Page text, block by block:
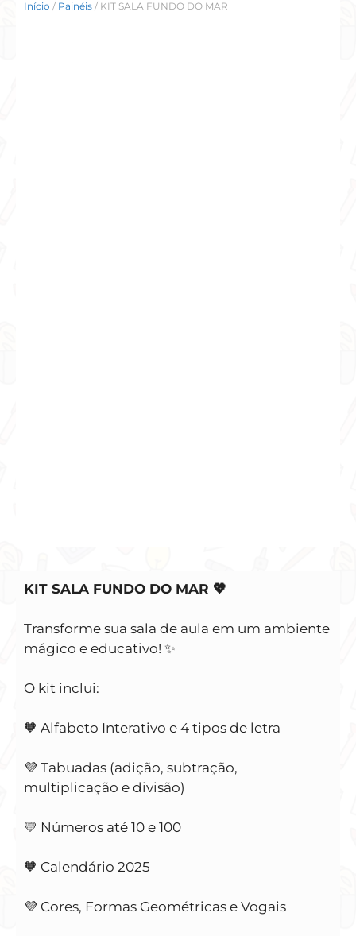
Início / Painéis / KIT SALA FUNDO DO MAR
KIT SALA FUNDO DO MAR 💖
Transforme sua sala de aula em um ambiente
mágico e educativo! ✨
O kit inclui:
🧡 Alfabeto Interativo e 4 tipos de letra
💜 Tabuadas (adição, subtração,
multiplicação e divisão)
💛 Números até 10 e 100
🧡 Calendário 2025
💜 Cores, Formas Geométricas e Vogais